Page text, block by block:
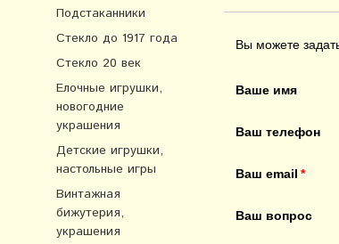
Подстаканники
Стекло до 1917 года
Стекло 20 век
Елочные игрушки,
новогодние
украшения
Детские игрушки,
настольные игры
Винтажная
бижутерия,
украшения
Вы можете
Ваше имя
Ваш телефон
Ваш email
Ваш вопрос